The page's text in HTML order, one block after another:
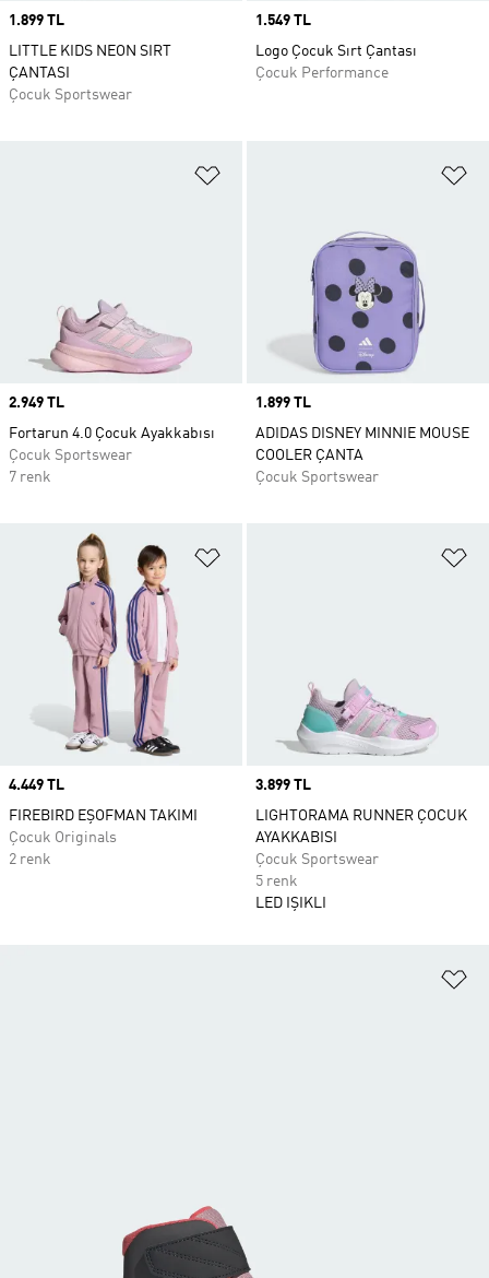
Price
1.899 TL
LITTLE KIDS NEON SIRT
ÇANTASI
Çocuk Sportswear
Price
1.549 TL
Logo Çocuk Sırt Çantası
Çocuk Performance
Price
2.949 TL
Fortarun 4.0 Çocuk Ayakkabısı
Çocuk Sportswear
7 renk
Price
1.899 TL
ADIDAS DISNEY MINNIE MOUSE
COOLER ÇANTA
Çocuk Sportswear
Price
4.449 TL
FIREBIRD EŞOFMAN TAKIMI
Çocuk Originals
2 renk
Price
3.899 TL
LIGHTORAMA RUNNER ÇOCUK
AYAKKABISI
Çocuk Sportswear
5 renk
LED IŞIKLI